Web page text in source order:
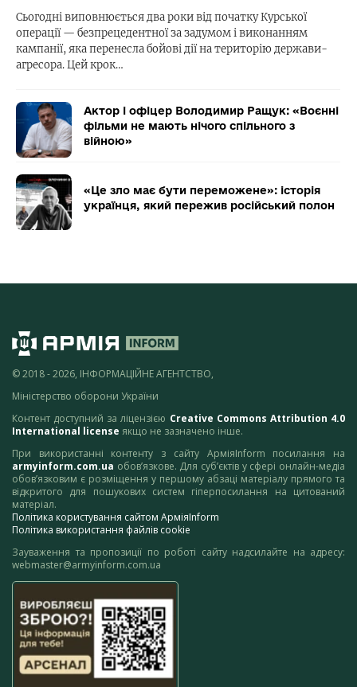
Сьогодні виповнюється два роки від початку Курської
операції — безпрецедентної за задумом і виконанням
кампанії, яка перенесла бойові дії на територію держави-
агресора. Цей крок…
Актор і офіцер Володимир Ращук: «Воєнні
фільми не мають нічого спільного з
війною»
«Це зло має бути переможене»: історія
українця, який пережив російський полон
© 2018 - 2026, ІНФОРМАЦІЙНЕ АГЕНТСТВО,
Міністерство оборони України
Контент доступний за ліцензією Creative Commons Attribution 4.0
International license якщо не зазначено інше.
При використанні контенту з сайту АрміяInform посилання на
armyinform.com.ua обов’язкове. Для суб’єктів у сфері онлайн-медіа
обов’язковим є розміщення у першому абзаці матеріалу прямого та
відкритого для пошукових систем гіперпосилання на цитований
матеріал.
Політика користування сайтом АрміяInform
Політика використання файлів cookie
Зауваження та пропозиції по роботі сайту надсилайте на адресу:
webmaster@armyinform.com.ua